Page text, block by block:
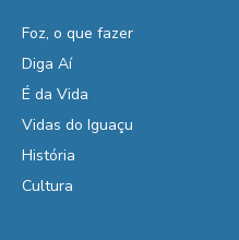
Foz, o que fazer
Diga Aí
É da Vida
Vidas do Iguaçu
História
Cultura